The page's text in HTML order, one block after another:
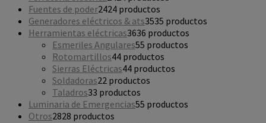
Fuentes de poder2424 productos
Generadores eléctricos & ats3535 productos
Herramientas eléctricas3636 productos
Esmeriles Angulares55 productos
Rotomartillos44 productos
Sierras Eléctricas44 productos
Soldadoras22 productos
Taladros33 productos
Luminaria de Emergencias55 productos
Otros2828 productos